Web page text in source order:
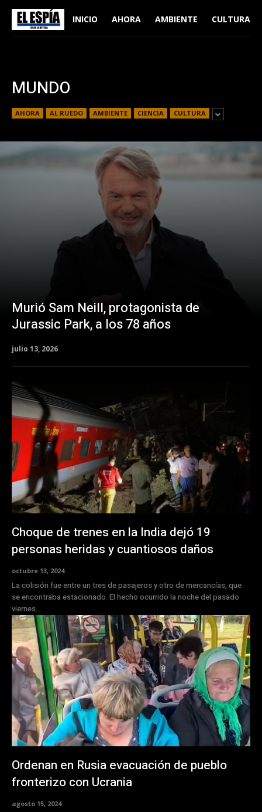
INICIO AHORA AMBIENTE CULTURA
MUNDO
AHORA AL RUEDO AMBIENTE CIENCIA CULTURA
Murió Sam Neill, protagonista de
Jurassic Park, a los 78 años
julio 13, 2026
Choque de trenes en la India dejó 19
personas heridas y cuantiosos daños
octubre 13, 2024
La colisión fue entre un tres de pasajeros y otro de mercancías, que
se encontraba estacionado. El hecho ocurrido la noche del pasado
viernes...
Ordenan en Rusia evacuación de pueblo
fronterizo con Ucrania
agosto 15, 2024